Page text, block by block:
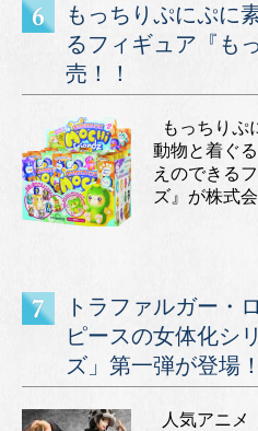
もっちりぷにぷに
るフィギュア『も
売！！
もっちりぷ
動物と着ぐ
えのできる
ズ』が株式
トラファルガー・
ピースの女体化シ
ズ」第一弾が登場！
人気アニメ